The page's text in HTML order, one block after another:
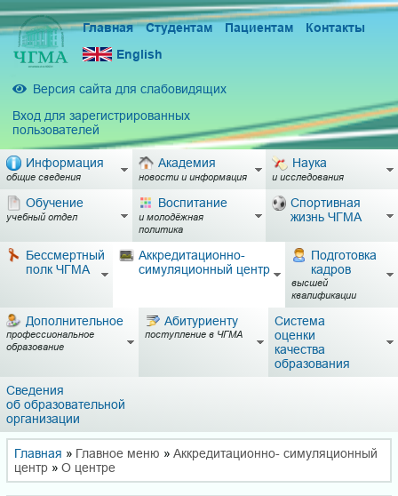
Главная Студентам Пациентам
Контакты
English
Версия сайта для слабовидящих
Вход для зарегистрированных
пользователей
Информация
общие сведения
Академия
новости и информация
Наука
и исследования
Обучение
учебный отдел
Воспитание
и молодёжная
политика
Спортивная
жизнь ЧГМА
Бессмертный
полк ЧГМА
Аккредитационно-
симуляционный центр
Подготовка
кадров
высшей
квалификации
Дополнительное
профессиональное
образование
Абитуриенту
поступление в ЧГМА
Система
оценки
качества
образования
Сведения
об образовательной
организации
Главная » Главное меню » Аккредитационно- симуляционный
центр » О центре